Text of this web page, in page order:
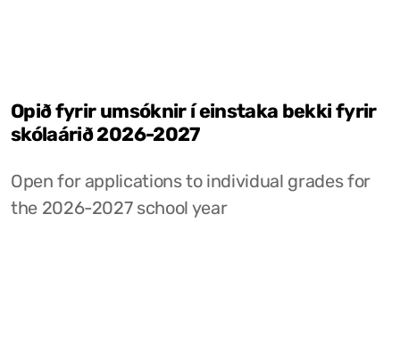
Opið fyrir umsóknir í einstaka bekki fyrir
skólaárið 2026-2027
Open for applications to individual grades for
the 2026-2027 school year